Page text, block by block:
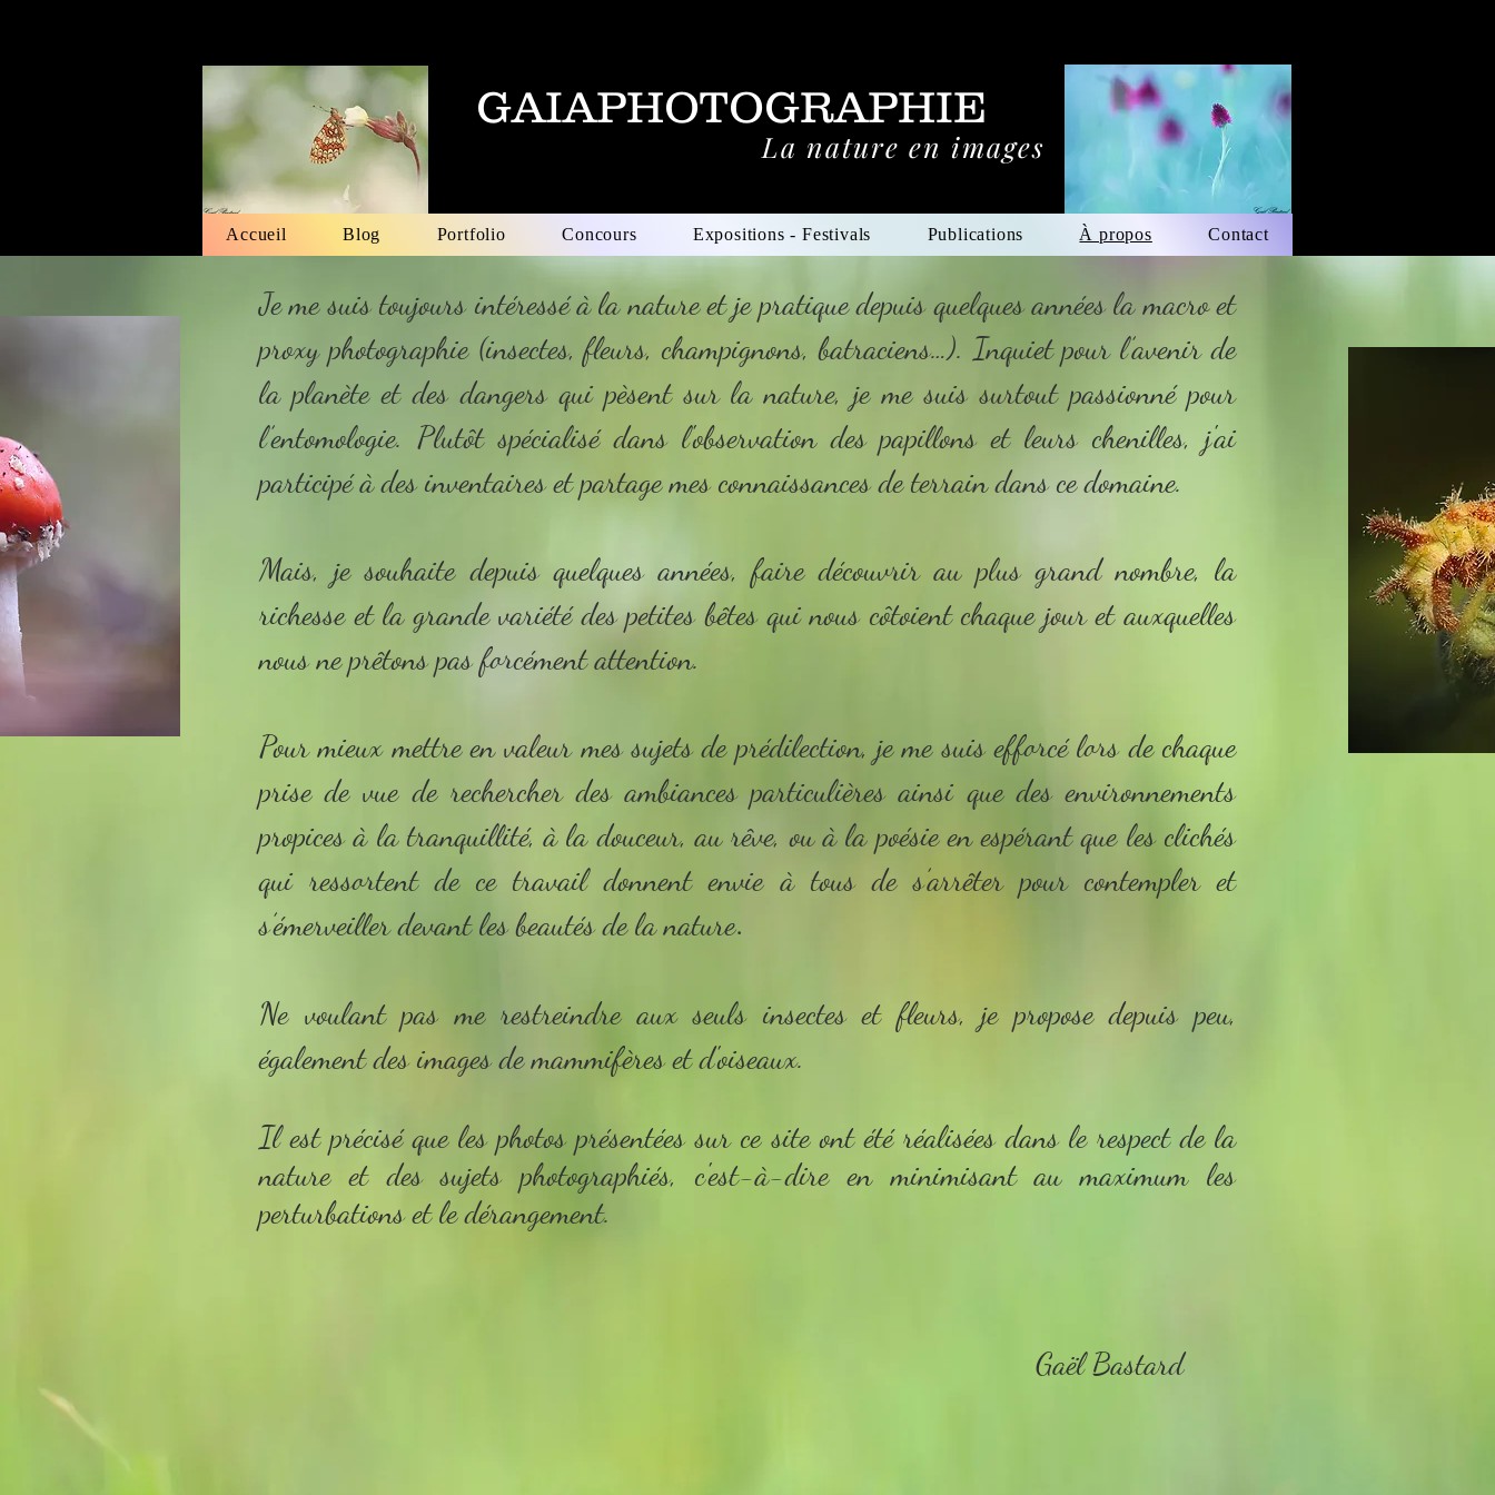
GAIAPHOTOGRAPHIE
La nature en images
Accueil Blog Portfolio Concours Expositions - Festivals Publications À propos Contact
Je me suis toujours intéressé à la nature et je pratique depuis quelques années la macro et
proxy photographie (insectes, fleurs, champignons, batraciens…). Inquiet pour l’avenir de
la planète et des dangers qui pèsent sur la nature, je me suis surtout passionné pour
l’entomologie. Plutôt spécialisé dans l'observation des papillons et leurs chenilles, j'ai
participé à des inventaires et partage mes connaissances de terrain dans ce domaine.
Mais, je souhaite depuis quelques années, faire découvrir au plus grand nombre, la
richesse et la grande variété des petites bêtes qui nous côtoient chaque jour et auxquelles
nous ne prêtons pas forcément attention.
Pour mieux mettre en valeur mes sujets de prédilection, je me suis efforcé lors de chaque
prise de vue de rechercher des ambiances particulières ainsi que des environnements
propices à la tranquillité, à la douceur, au rêve, ou à la poésie en espérant que les clichés
qui ressortent de ce travail donnent envie à tous de s’arrêter pour contempler et
s’émerveiller devant les beautés de la nature.
Ne voulant pas me restreindre aux seuls insectes et fleurs, je propose depuis peu,
également des images de mammifères et d'oiseaux.
Il est précisé que les photos présentées sur ce site ont été réalisées dans le respect de la
nature et des sujets photographiés, c'est-à-dire en minimisant au maximum les
perturbations et le dérangement.
Gaël Bastard